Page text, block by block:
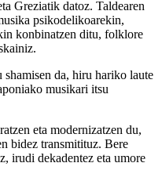
Greziatik datoz. Taldearen
psikodelikoarekin,
konbinatzen ditu, folklore
shamisen da, hiru hariko laute
musikari itsu
eta modernizatzen du,
bidez transmitituz. Bere
irudi dekadentez eta umore